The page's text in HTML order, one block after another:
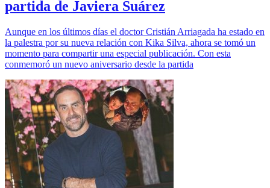
partida de Javiera Suárez
Aunque en los últimos días el doctor Cristián Arriagada ha estado en
la palestra por su nueva relación con Kika Silva, ahora se tomó un
momento para compartir una especial publicación. Con esta
conmemoró un nuevo aniversario desde la partida